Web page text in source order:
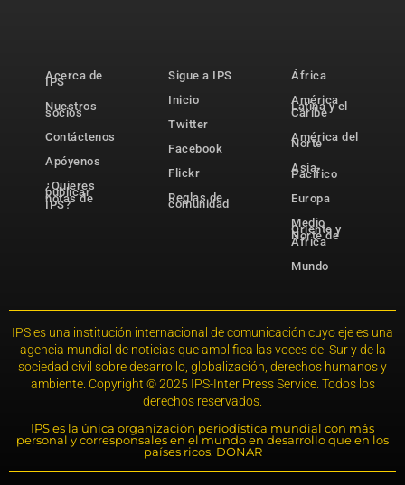
Acerca de
IPS
Nuestros
socios
Contáctenos
Apóyenos
¿Quieres
publicar
notas de
IPS?
Sigue a IPS
Inicio
Twitter
Facebook
Flickr
Reglas de
comunidad
África
América
Latina y el
Caribe
América del
Norte
Asia-
Pacífico
Europa
Medio
Oriente y
Norte de
África
Mundo
IPS es una institución internacional de comunicación cuyo eje es una
agencia mundial de noticias que amplifica las voces del Sur y de la
sociedad civil sobre desarrollo, globalización, derechos humanos y
ambiente. Copyright © 2025 IPS-Inter Press Service. Todos los
derechos reservados.
IPS es la única organización periodística mundial con más
personal y corresponsales en el mundo en desarrollo que en los
países ricos. DONAR